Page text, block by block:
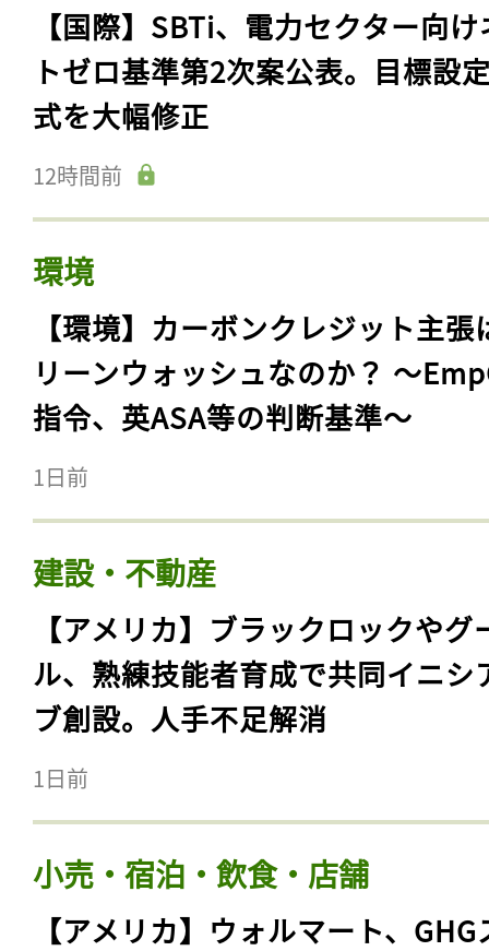
【国際】SBTi、電力セクター向
トゼロ基準第2次案公表。目標設
式を大幅修正
12時間前
環境
【環境】カーボンクレジット主張
リーンウォッシュなのか？ 〜
指令、英ASA等の判断基準〜
1日前
建設・不動産
【アメリカ】ブラックロックやグ
ル、熟練技能者育成で共同イニシ
ブ創設。人手不足解消
1日前
小売・宿泊・飲食・店舗
【アメリカ】ウォルマート、GHG